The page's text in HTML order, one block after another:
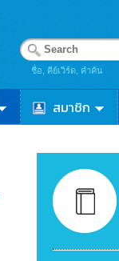
ชื่อ, คีย์เวิร์ด, คำค้น
สมาชิก